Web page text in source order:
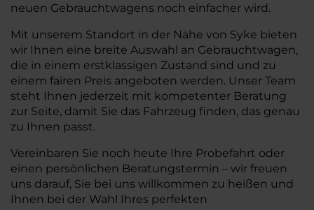
neuen Gebrauchtwagens noch einfacher wird.
Mit unserem Standort in der Nähe von Syke bieten
wir Ihnen eine breite Auswahl an Gebrauchtwagen,
die in einem erstklassigen Zustand sind und zu
einem fairen Preis angeboten werden. Unser Team
steht Ihnen jederzeit mit kompetenter Beratung
zur Seite, damit Sie das Fahrzeug finden, das genau
zu Ihnen passt.
Vereinbaren Sie noch heute Ihre Probefahrt oder
einen persönlichen Beratungstermin – wir freuen
uns darauf, Sie bei uns willkommen zu heißen und
Ihnen bei der Wahl Ihres perfekten